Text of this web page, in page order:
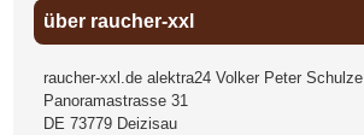
über raucher-xxl
raucher-xxl.de alektra24 Volker Peter Schulze
Panoramastrasse 31
DE 73779 Deizisau